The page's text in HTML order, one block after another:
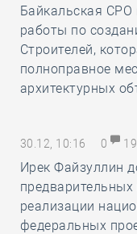
Байкальская СРО
работы по
Строителей,
полноправное
архитектурных
30.12, 10:16 0
Ирек Файзуллин
предварительных
реализации
федеральных